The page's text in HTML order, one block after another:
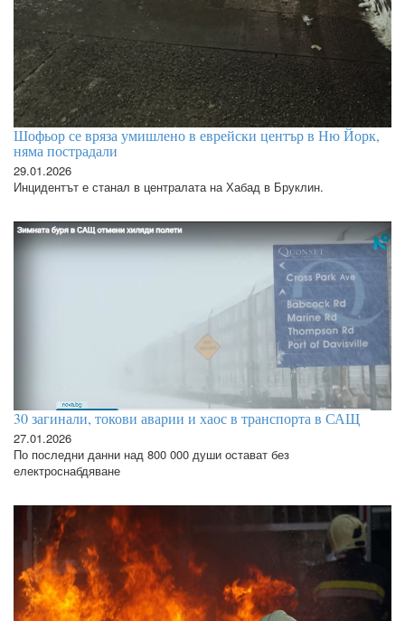
Шофьор се вряза умишлено в еврейски център в Ню Йорк,
няма пострадали
29.01.2026
Инцидентът е станал в централата на Хабад в Бруклин.
30 загинали, токови аварии и хаос в транспорта в САЩ
27.01.2026
По последни данни над 800 000 души остават без
електроснабдяване